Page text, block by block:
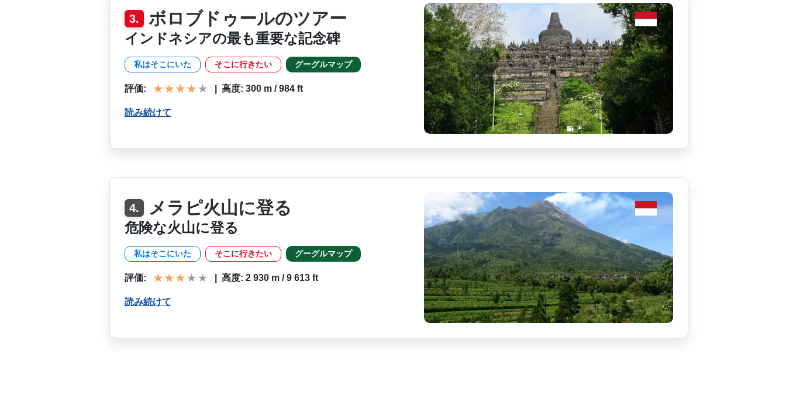
3. ボロブドゥールのツアー
インドネシアの最も重要な記念碑
私はそこにいた そこに行きたい グーグルマップ
評価: 高度: 300 m / 984 ft
読み続けて
4. メラピ火山に登る
危険な火山に登る
私はそこにいた そこに行きたい グーグルマップ
評価: 高度: 2 930 m / 9 613 ft
読み続けて